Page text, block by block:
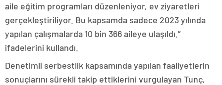
aile eğitim programları düzenleniyor, ev ziyaretleri
gerçekleştiriliyor. Bu kapsamda sadece 2023 yılında
yapılan çalışmalarda 10 bin 366 aileye ulaşıldı.”
ifadelerini kullandı.
Denetimli serbestlik kapsamında yapılan faaliyetlerin
sonuçlarını sürekli takip ettiklerini vurgulayan Tunç,